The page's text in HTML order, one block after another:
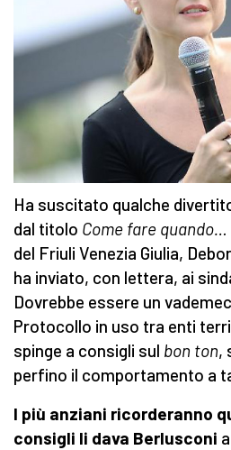
Ha suscitato qualche
dal titolo Come fare quando…
del Friuli Venezia Giulia,
ha inviato, con lettera, ai
Dovrebbe essere un
Protocollo in uso tra enti
spinge a consigli sul bon ton,
perfino il comportamento a
I più anziani ricorderanno
consigli li dava Berlusconi